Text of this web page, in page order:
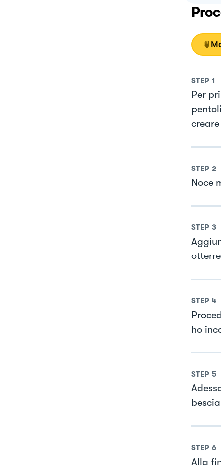
STEP 1
Per
STEP 2
Noce
STEP 3
STEP 4
ho
STEP 5
STEP 6
Alla